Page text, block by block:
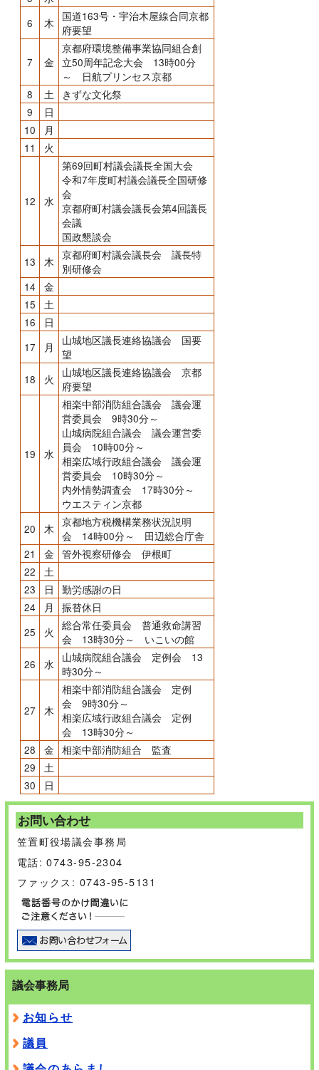
6
木
国道163号・宇治木屋線合同京都
府要望
7 金
京都府環境整備事業協同組合創
立50周年記念大会 13時00分
～ 日航プリンセス京都
8
土
きずな文化祭
9
日
10
月
11
火
12 水
第69回町村議会議長全国大会
令和7年度町村議会議長全国研修
会
京都府町村議会議長会第4回議長
会議
国政懇談会
13
木
京都府町村議会議長会 議長特
別研修会
14
金
15
土
16
日
17
月
山城地区議長連絡協議会 国要
望
18
火
山城地区議長連絡協議会 京都
府要望
19 水
相楽中部消防組合議会 議会運
営委員会 9時30分～
山城病院組合議会 議会運営委
員会 10時00分～
相楽広域行政組合議会 議会運
営委員会 10時30分～
内外情勢調査会 17時30分～
ウエスティン京都
20
木
京都地方税機構業務状況説明
会 14時00分～ 田辺総合庁舎
21
金
管外視察研修会 伊根町
22
土
23
日
勤労感謝の日
24
月
振替休日
25
火
総合常任委員会 普通救命講習
会 13時30分～ いこいの館
26
水 山城病院組合議会 定例会 13
時30分～
27 木
相楽中部消防組合議会 定例
会 9時30分～
相楽広域行政組合議会 定例
会 13時30分～
28
金
相楽中部消防組合 監査
29
土
30
日
お問い合わせ
笠置町役場議会事務局
電話: 0743-95-2304
ファックス: 0743-95-5131
議会事務局
お知らせ
議員